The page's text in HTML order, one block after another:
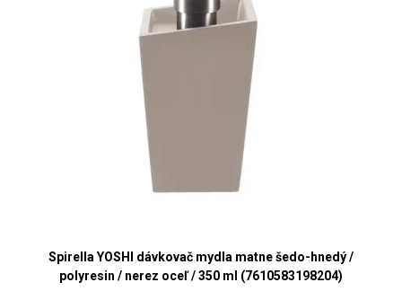
Spirella YOSHI dávkovač mydla matne šedo-hnedý /
polyresin / nerez oceľ / 350 ml (7610583198204)